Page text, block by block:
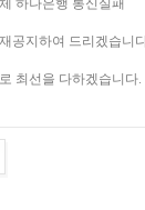
하나은행 통신실패
공지하여 드리겠습니
최선을 다하겠습니다.